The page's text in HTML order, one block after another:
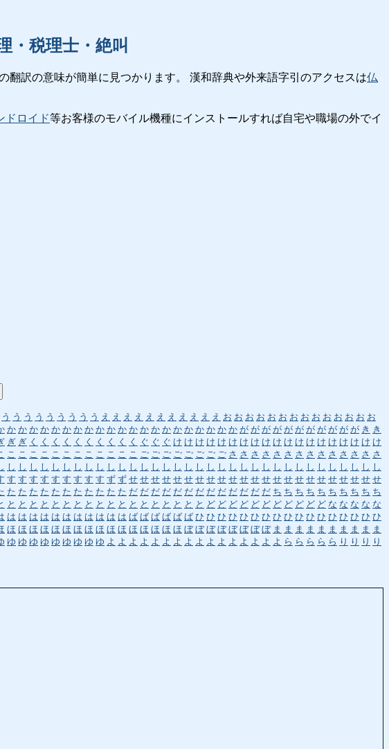
・税理士・絶叫
訳の意味が簡単に見つかります。 漢和辞典や外来語字引のアクセスは仏
ドロイド等お客様のモバイル機種にインストールすれば自宅や職場の外でイ
う う う う う う う う う え え え え え え え え え え え お お お お お お お お お お お お お お
か か か か か か か か か か か か か か か か か か か か か が が が が が が が が が が が き き
ぎ ぎ く く く く く く く く く く ぐ ぐ ぐ け け け け け け け け け け け け け け け け け け け
こ こ こ こ こ こ こ こ こ こ こ こ ご ご ご ご ご ご ご ご さ さ さ さ さ さ さ さ さ さ さ さ さ さ
し し し し し し し し し し し し し し し し し し し し し し し し し し し し し し し し し し
す す す す す す す す す ず ず せ せ せ せ せ せ せ せ せ せ せ せ せ せ せ せ せ せ せ せ せ せ せ
た た た た た た た た た た た だ だ だ だ だ だ だ だ だ だ だ だ だ ち ち ち ち ち ち ち ち ち ち
と と と と と と と と と と と と と と と と と と ど ど ど ど ど ど ど ど ど ど ど な な な な な
は は は は は は は は は は は ば ば ば ば ば ば ひ ひ ひ ひ ひ ひ ひ ひ ひ ひ ひ ひ ひ ひ ひ ひ ひ
ほ ほ ほ ほ ほ ほ ほ ほ ほ ほ ほ ほ ほ ほ ほ ほ ぼ ぼ ぼ ぼ ぼ ぼ ぼ ぼ ま ま ま ま ま ま ま ま ま ま
ゆ ゆ ゆ ゆ ゆ ゆ ゆ ゆ ゆ よ よ よ よ よ よ よ よ よ よ よ よ よ よ よ よ ら ら ら ら ら り り り り